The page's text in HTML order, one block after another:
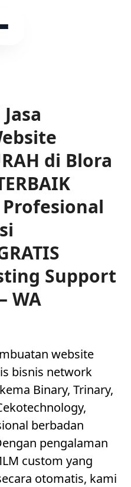
di Blora
Profesional
Support
WA
website
bisnis network
Binary, Trinary,
berbadan
pengalaman
custom yang
otomatis, kami